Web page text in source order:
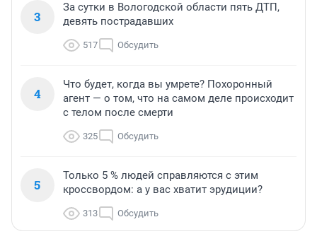
3
За сутки в Вологодской области пять ДТП,
девять пострадавших
517 Обсудить
4
Что будет, когда вы умрете? Похоронный
агент — о том, что на самом деле происходит
с телом после смерти
325 Обсудить
5
Только 5 % людей справляются с этим
кроссвордом: а у вас хватит эрудиции?
313 Обсудить